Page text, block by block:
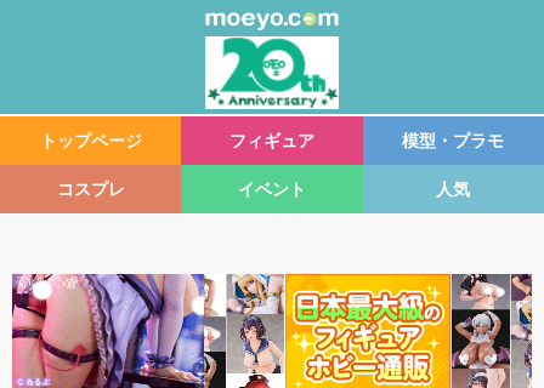
トップページ フィギュア 模型・プラモ
コスプレ イベント 人気